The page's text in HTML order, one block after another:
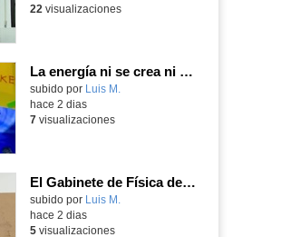
22 visualizaciones
La energía ni se crea ni se destruye... ¡se experimenta! El Tierno en la Feria Madrid es Ciencia 2026
Contenido educativo.
subido por Luis M.
hace 2 dias
7visualizaciones
El Gabinete de Física del IES Enrique Tierno Galván de Parla (Curso 25-26)
Contenido educativo.
subido por Luis M.
hace 2 dias
5visualizaciones